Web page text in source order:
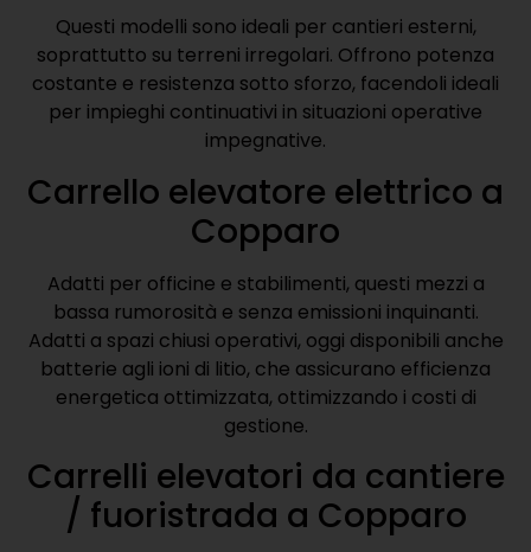
Questi modelli sono ideali per cantieri esterni,
soprattutto su terreni irregolari. Offrono potenza
costante e resistenza sotto sforzo, facendoli ideali
per impieghi continuativi in situazioni operative
impegnative.
Carrello elevatore elettrico a
Copparo
Adatti per officine e stabilimenti, questi mezzi a
bassa rumorosità e senza emissioni inquinanti.
Adatti a spazi chiusi operativi, oggi disponibili anche
batterie agli ioni di litio, che assicurano efficienza
energetica ottimizzata, ottimizzando i costi di
gestione.
Carrelli elevatori da cantiere
/ fuoristrada a Copparo